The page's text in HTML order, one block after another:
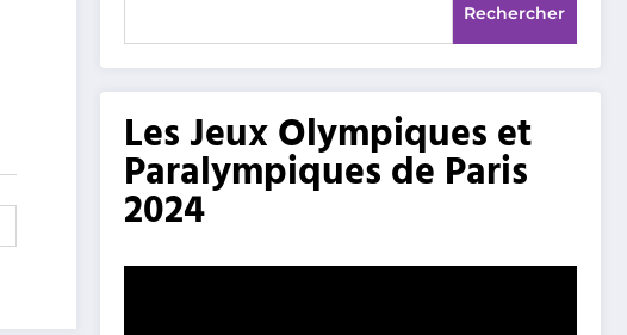
Rechercher
Les Jeux Olympiques et
Paralympiques de Paris
2024